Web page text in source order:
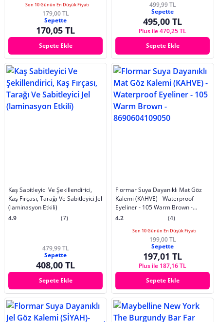
Son 10 Günün En Düşük Fiyatı
179,00 TL
Sepette
170,05 TL
Sepete Ekle
499,99 TL
Sepette
495,00 TL
Plus ile 470,25 TL
Sepete Ekle
Kaş Sabitleyici Ve Şekillendirici,
Kaş Fırçası, Tarağı Ve Sabitleyici Jel
(laminasyon Etkili)
4.9
(7)
479,99 TL
Sepette
408,00 TL
Sepete Ekle
Flormar Suya Dayanıklı Mat Göz
Kalemi (KAHVE) - Waterproof
Eyeliner - 105 Warm Brown -
8690604109050
4.2 (4)
Son 10 Günün En Düşük Fiyatı
199,00 TL
Sepette
197,01 TL
Plus ile 187,16 TL
Sepete Ekle